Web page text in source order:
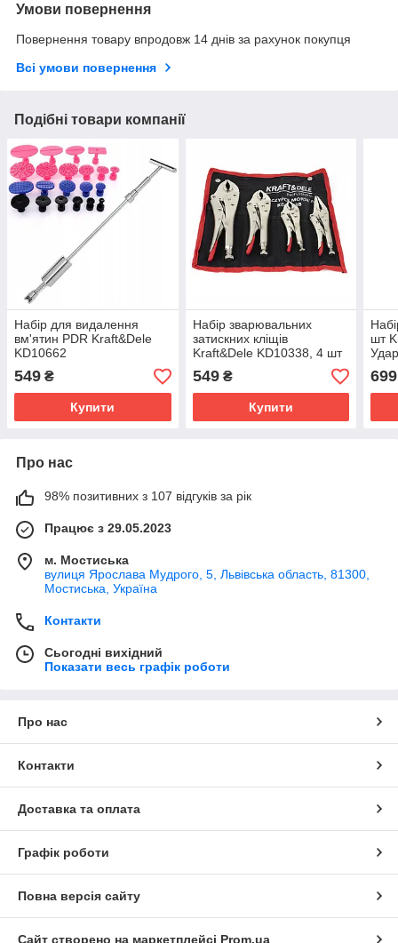
Умови повернення
Повернення товару впродовж 14 днів за рахунок покупця
Всі умови повернення
Подібні товари компанії
Набір для видалення
вм'ятин PDR Kraft&Dele
KD10662
549 ₴
Купити
Набір зварювальних
затискних кліщів
Kraft&Dele KD10338, 4 шт
549₴
Купити
шт
699
Про нас
98% позитивних з 107 відгуків за рік
Працює з 29.05.2023
м. Мостиська
вулиця Ярослава Мудрого, 5, Львівська область, 81300,
Мостиська, Україна
Контакти
Сьогодні вихідний
Показати весь графік роботи
Про нас
Контакти
Доставка та оплата
Графік роботи
Повна версія сайту
Сайт створено на маркетплейсі Prom.ua